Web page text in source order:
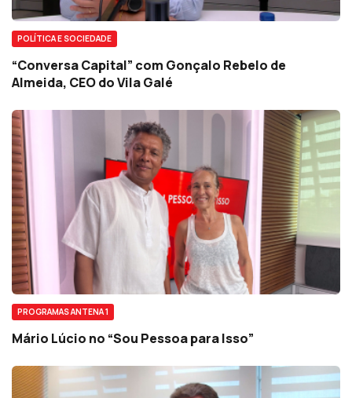
POLÍTICA E SOCIEDADE
“Conversa Capital” com Gonçalo Rebelo de
Almeida, CEO do Vila Galé
PROGRAMAS ANTENA 1
Mário Lúcio no “Sou Pessoa para Isso”